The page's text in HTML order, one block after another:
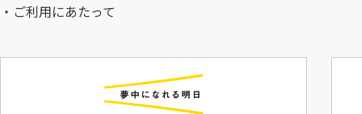
ご利用にあたって